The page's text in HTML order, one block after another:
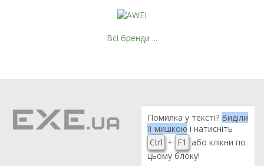
Всі бренди ...
Помилка у тексті? Виділи
її мишкою і натисніть
Ctrl + F1
або клікни по
цьому блоку!